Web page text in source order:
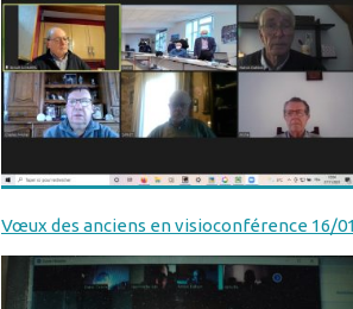
Vœux des anciens en visioconférence 16/